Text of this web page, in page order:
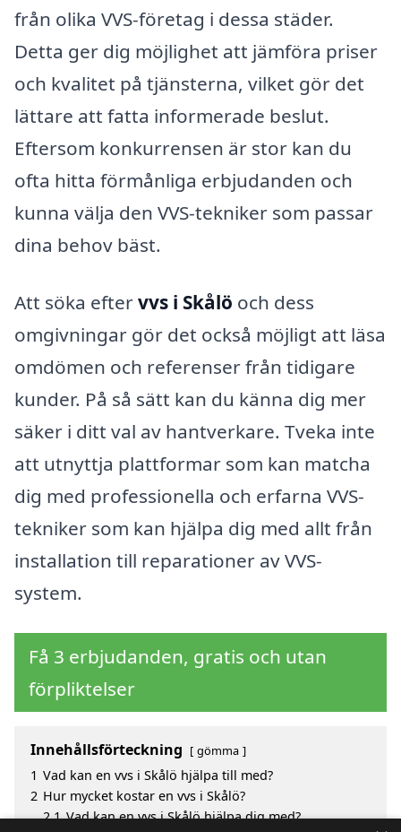
från olika VVS-företag i dessa städer.
Detta ger dig möjlighet att jämföra priser
och kvalitet på tjänsterna, vilket gör det
lättare att fatta informerade beslut.
Eftersom konkurrensen är stor kan du
ofta hitta förmånliga erbjudanden och
kunna välja den VVS-tekniker som passar
dina behov bäst.
Att söka eftervvs i Skålö och dess
omgivningar gör det också möjligt att läsa
omdömen och referenser från tidigare
kunder. På så sätt kan du känna dig mer
säker i ditt val av hantverkare. Tveka inte
att utnyttja plattformar som kan matcha
dig med professionella och erfarna VVS-
tekniker som kan hjälpa dig med allt från
installation till reparationer av VVS-
system.
Få 3 erbjudanden, gratis och utan
förpliktelser
Innehållsförteckning gömma
1 Vad kan en vvs i Skålö hjälpa till med?
2 Hur mycket kostar en vvs i Skålö?
2.1 Vad kan en vvs i Skålö hjälpa dig med?